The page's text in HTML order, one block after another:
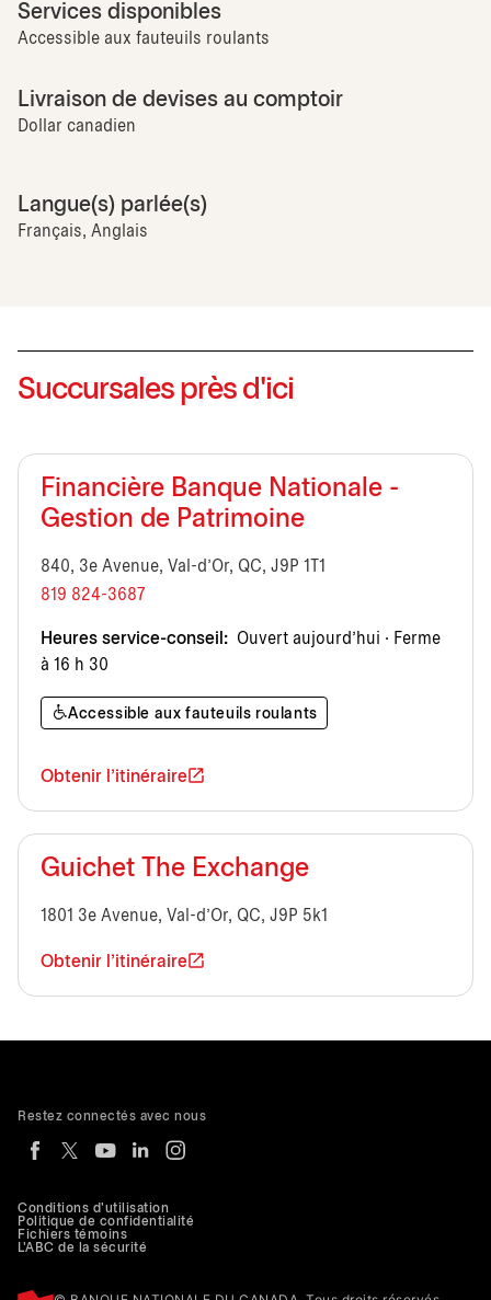
Services disponibles
Accessible aux fauteuils roulants
Livraison de devises au comptoir
Dollar canadien
Langue(s) parlée(s)
Français, Anglais
Succursales près d'ici
Financière Banque Nationale -
Gestion de Patrimoine
840, 3e Avenue, Val-d'Or, QC, J9P 1T1
819 824-3687
Heures service-conseil: Ouvert aujourd’hui · Ferme
à 16 h 30
Accessible aux fauteuils roulants
Obtenir l'itinéraire
Guichet The Exchange
1801 3e Avenue, Val-d'Or, QC, J9P 5k1
Obtenir l'itinéraire
Conditions d'utilisation
Politique de confidentialité
Fichiers témoins
L'ABC de la sécurité
Restez connectés avec nous